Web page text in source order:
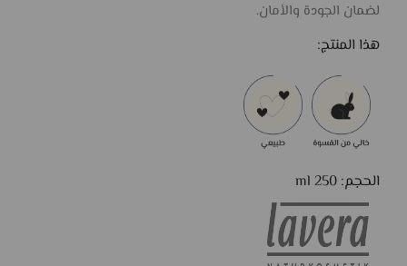
لضمان الجودة والأمان.
هذا المنتج:
الحجم: 250 ml